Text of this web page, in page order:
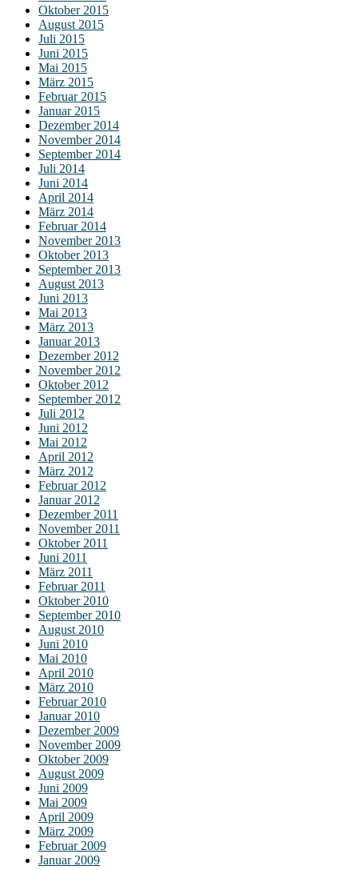
Oktober 2015
August 2015
Juli 2015
Juni 2015
Mai 2015
März 2015
Februar 2015
Januar 2015
Dezember 2014
November 2014
September 2014
Juli 2014
Juni 2014
April 2014
März 2014
Februar 2014
November 2013
Oktober 2013
September 2013
August 2013
Juni 2013
Mai 2013
März 2013
Januar 2013
Dezember 2012
November 2012
Oktober 2012
September 2012
Juli 2012
Juni 2012
Mai 2012
April 2012
März 2012
Februar 2012
Januar 2012
Dezember 2011
November 2011
Oktober 2011
Juni 2011
März 2011
Februar 2011
Oktober 2010
September 2010
August 2010
Juni 2010
Mai 2010
April 2010
März 2010
Februar 2010
Januar 2010
Dezember 2009
November 2009
Oktober 2009
August 2009
Juni 2009
Mai 2009
April 2009
März 2009
Februar 2009
Januar 2009